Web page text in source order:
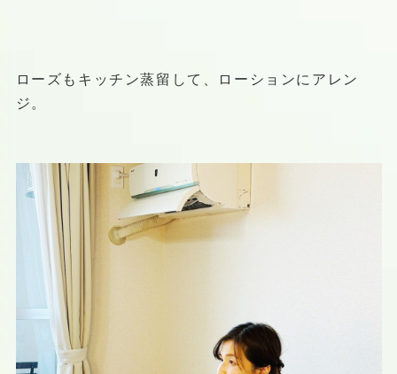
ローズもキッチン蒸留して、ローションにアレン
ジ。